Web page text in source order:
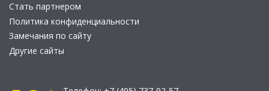
Стать партнером
Политика конфиденциальности
Замечания по сайту
Другие сайты